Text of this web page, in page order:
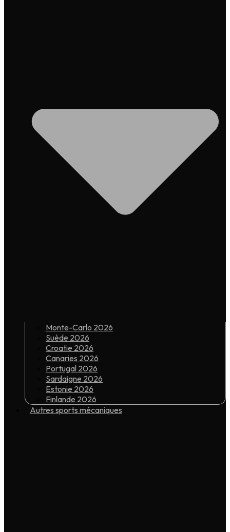
Monte-Carlo 2026
Suède 2026
Croatie 2026
Canaries 2026
Portugal 2026
Sardaigne 2026
Estonie 2026
Finlande 2026
Autres sports mécaniques